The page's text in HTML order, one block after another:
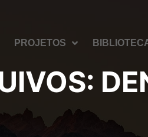
PROJETOS